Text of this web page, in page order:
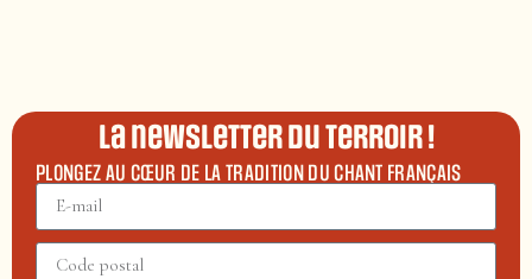
La newsletter du terroir !
PLONGEZ AU CŒUR DE LA TRADITION DU CHANT FRANÇAIS